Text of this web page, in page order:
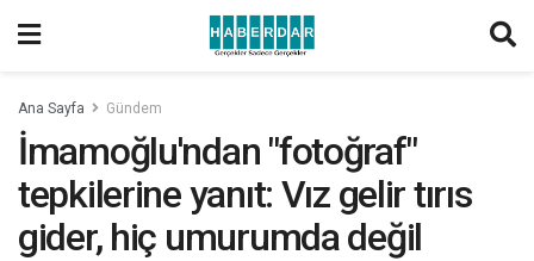
Ana Sayfa Gündem
İmamoğlu'ndan "fotoğraf"
tepkilerine yanıt: Vız gelir tırıs
gider, hiç umurumda değil